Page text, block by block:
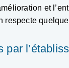
et
respecte
par